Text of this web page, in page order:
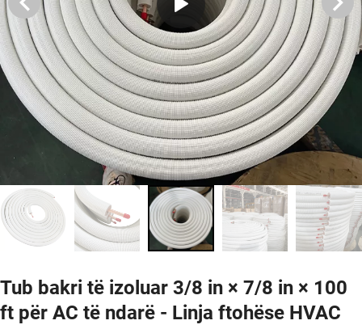
Tub bakri të izoluar 3/8 in × 7/8 in × 100
ft për AC të ndarë - Linja ftohëse HVAC